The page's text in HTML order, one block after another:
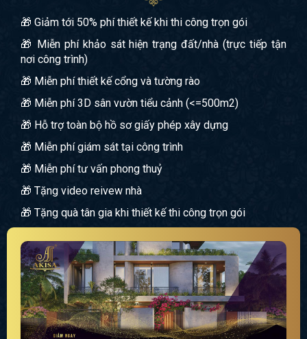
🎁 Giảm tới 50% phí thiết kế khi thi công trọn gói
🎁 Miễn phí khảo sát hiện trạng đất/nhà (trực tiếp tận
nơi công trình)
🎁 Miễn phí thiết kế cổng và tường rào
🎁 Miễn phí 3D sân vườn tiểu cảnh (<=500m2)
🎁 Hỗ trợ toàn bộ hồ sơ giấy phép xây dựng
🎁 Miễn phí giám sát tại công trình
🎁 Miễn phí tư vấn phong thuỷ
🎁 Tặng video reivew nhà
🎁 Tặng quà tân gia khi thiết kế thi công trọn gói